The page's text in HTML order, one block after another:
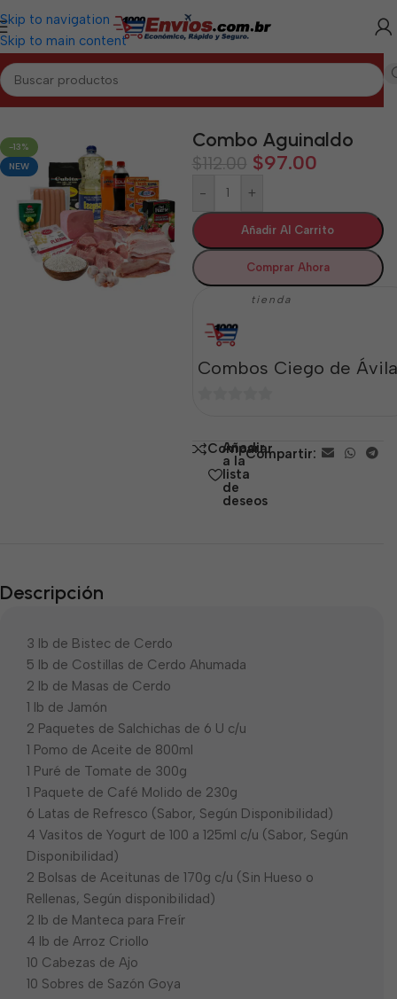
Skip to navigation
Skip to main content
DE ÁVILA/Combos de Alimentos y Mixtos Ciego de Ávila
-13%
NEW
Combo Aguinaldo
$112.00 $97.00
- +
Añadir Al Carrito
Comprar Ahora
tienda
Combos Ciego de Ávila
5 Comparar
Añadir
a la
lista
de
deseos
Compartir:
Descripción
3 lb de Bistec de Cerdo
5 lb de Costillas de Cerdo Ahumada
2 lb de Masas de Cerdo
1 lb de Jamón
2 Paquetes de Salchichas de 6 U c/u
1 Pomo de Aceite de 800ml
1 Puré de Tomate de 300g
1 Paquete de Café Molido de 230g
6 Latas de Refresco (Sabor, Según Disponibilidad)
4 Vasitos de Yogurt de 100 a 125ml c/u (Sabor, Según
Disponibilidad)
2 Bolsas de Aceitunas de 170g c/u (Sin Hueso o
Rellenas, Según disponibilidad)
2 lb de Manteca para Freír
4 lb de Arroz Criollo
10 Cabezas de Ajo
10 Sobres de Sazón Goya